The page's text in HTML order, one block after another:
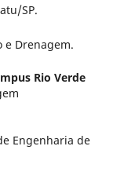
SP.
e Drenagem.
Rio Verde
Engenharia de